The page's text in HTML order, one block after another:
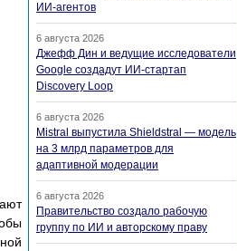
ИИ-агентов
6 августа 2026
Джефф Дин и ведущие исследователи
Google создадут ИИ-стартап
Discovery Loop
6 августа 2026
Mistral выпустила Shieldstral — модель
на 3 млрд параметров для
адаптивной модерации
6 августа 2026
Правительство создало рабочую
группу по ИИ и авторскому праву